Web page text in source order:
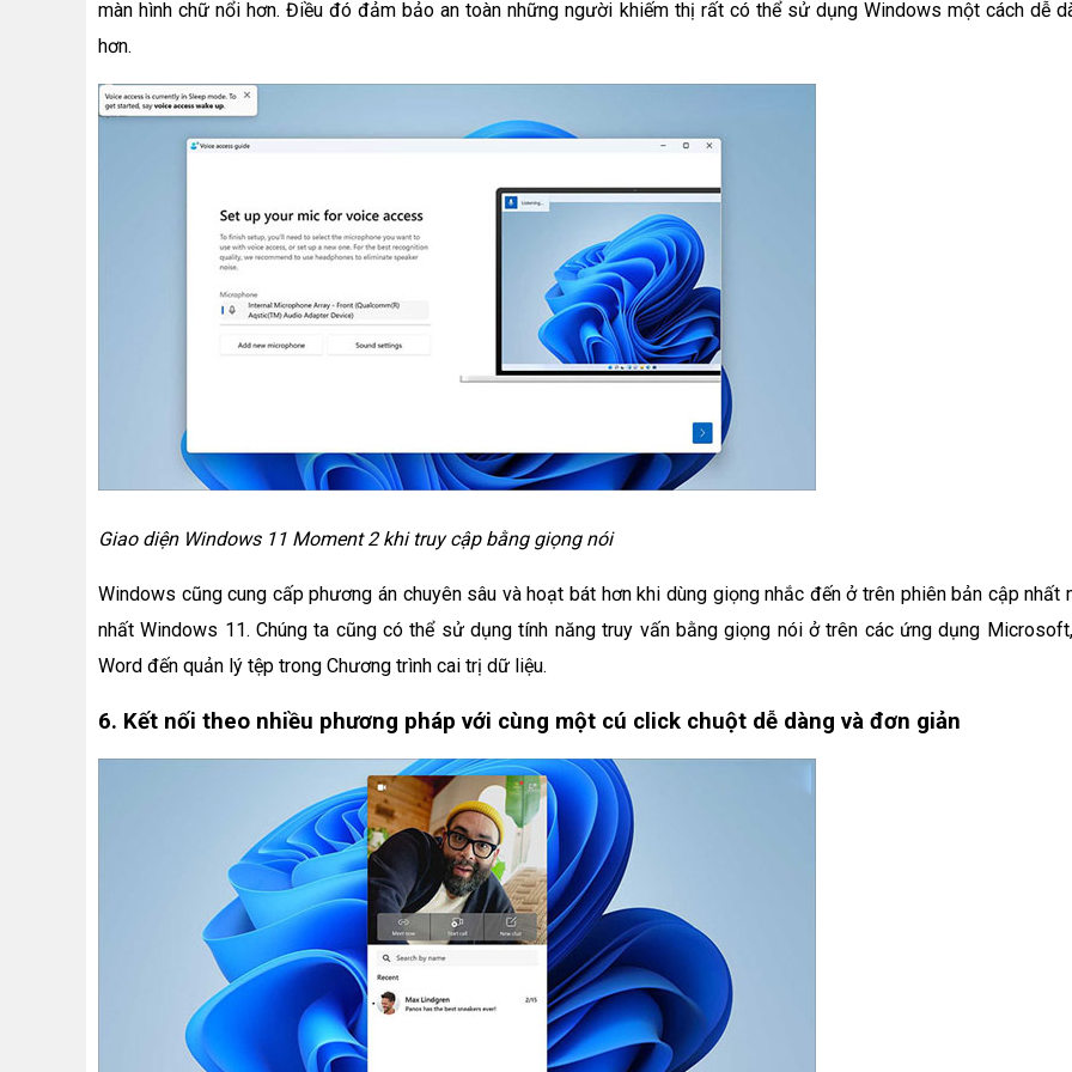
màn hình chữ nổi hơn. Điều đó đảm bảo an toàn những người khiếm thị rất có thể sử dụng Windows một cách dễ
hơn.
Giao diện Windows 11 Moment 2 khi truy cập bằng giọng nói
Windows cũng cung cấp phương án chuyên sâu và hoạt bát hơn khi dùng giọng nhắc đến ở trên phiên bản cập nhất
nhất Windows 11. Chúng ta cũng có thể sử dụng tính năng truy vấn bằng giọng nói ở trên các ứng dụng
Word đến quản lý tệp trong Chương trình cai trị dữ liệu.
6. Kết nối theo nhiều phương pháp với cùng một cú click chuột dễ dàng và đơn giản